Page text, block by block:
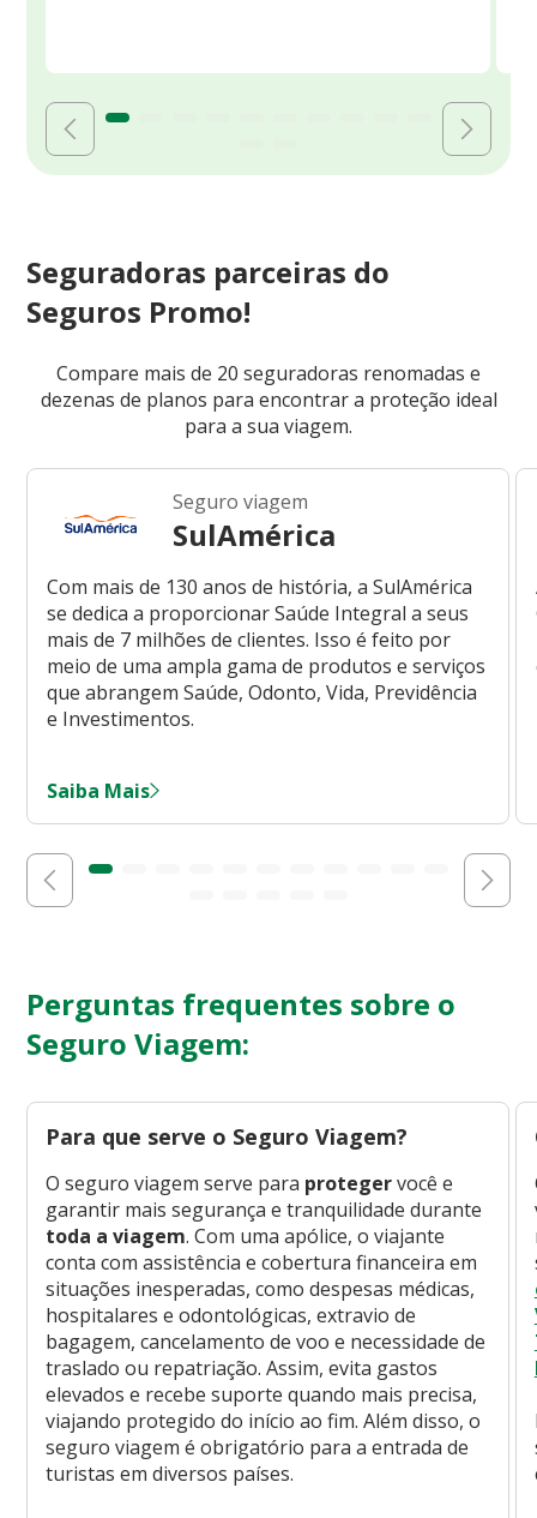
Seguradoras parceiras do
Seguros Promo!
Compare mais de 20 seguradoras renomadas e
dezenas de planos para encontrar a proteção ideal
para a sua viagem.
Seguro viagem
SulAmérica
Com mais de 130 anos de história, a SulAmérica
se dedica a proporcionar Saúde Integral a seus
mais de 7 milhões de clientes. Isso é feito por
meio de uma ampla gama de produtos e serviços
que abrangem Saúde, Odonto, Vida, Previdência
e Investimentos.
Saiba Mais
Perguntas frequentes sobre o
Seguro Viagem:
Para que serve o Seguro Viagem?
O seguro viagem serve para protegervocê e
garantir mais segurança e tranquilidade durante
toda a viagem. Com uma apólice, o viajante
conta com assistência e cobertura financeira em
situações inesperadas, como despesas médicas,
hospitalares e odontológicas, extravio de
bagagem, cancelamento de voo e necessidade de
traslado ou repatriação. Assim, evita gastos
elevados e recebe suporte quando mais precisa,
viajando protegido do início ao fim. Além disso, o
seguro viagem é obrigatório para a entrada de
turistas em diversos países.